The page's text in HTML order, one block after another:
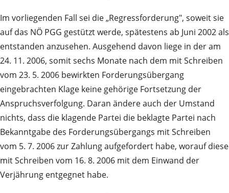
Im vorliegenden Fall sei die „Regressforderung", soweit sie
auf das NÖ PGG gestützt werde, spätestens ab Juni 2002 als
entstanden anzusehen. Ausgehend davon liege in der am
24. 11. 2006, somit sechs Monate nach dem mit Schreiben
vom 23. 5. 2006 bewirkten Forderungsübergang
eingebrachten Klage keine gehörige Fortsetzung der
Anspruchsverfolgung. Daran ändere auch der Umstand
nichts, dass die klagende Partei die beklagte Partei nach
Bekanntgabe des Forderungsübergangs mit Schreiben
vom 5. 7. 2006 zur Zahlung aufgefordert habe, worauf diese
mit Schreiben vom 16. 8. 2006 mit dem Einwand der
Verjährung entgegnet habe.